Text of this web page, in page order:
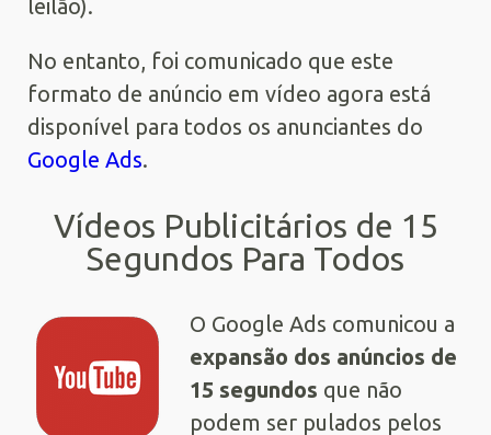
leilão).
No entanto, foi comunicado que este
formato de anúncio em vídeo agora está
disponível para todos os anunciantes do
Google Ads.
Vídeos Publicitários de 15
Segundos Para Todos
O Google Ads comunicou a
expansão dos anúncios de
15 segundos que não
podem ser pulados pelos